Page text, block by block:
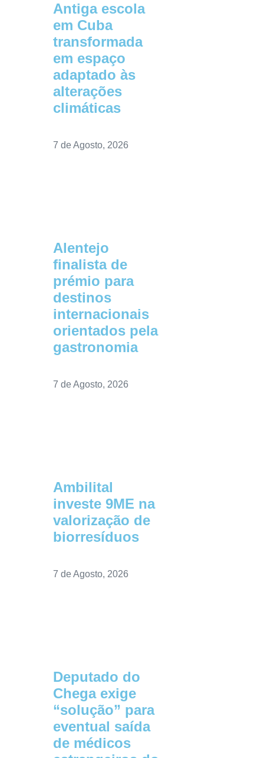
Antiga escola
em Cuba
transformada
em espaço
adaptado às
alterações
climáticas
7 de Agosto, 2026
Alentejo
finalista de
prémio para
destinos
internacionais
orientados pela
gastronomia
7 de Agosto, 2026
Ambilital
investe 9ME na
valorização de
biorresíduos
7 de Agosto, 2026
Deputado do
Chega exige
“solução” para
eventual saída
de médicos